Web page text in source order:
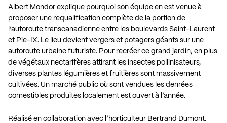
Albert Mondor explique pourquoi son équipe en est venue à
proposer une requalification complète de la portion de
l’autoroute transcanadienne entre les boulevards Saint-Laurent
et Pie-IX. Le lieu devient vergers et potagers géants sur une
autoroute urbaine futuriste. Pour recréer ce grand jardin, en plus
de végétaux nectarifères attirant les insectes pollinisateurs,
diverses plantes légumières et fruitières sont massivement
cultivées. Un marché public où sont vendues les denrées
comestibles produites localement est ouvert à l’année.
Réalisé en collaboration avec l’horticulteur Bertrand Dumont.